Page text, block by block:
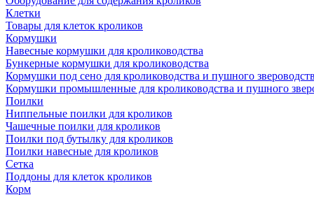
Клетки
Товары для клеток кроликов
Кормушки
Навесные кормушки для кролиководства
Бункерные кормушки для кролиководства
Кормушки под сено для кролиководства и пушного
Кормушки промышленные для кролиководства и пушного
Поилки
Ниппельные поилки для кроликов
Чашечные поилки для кроликов
Поилки под бутылку для кроликов
Поилки навесные для кроликов
Сетка
Поддоны для клеток кроликов
Корм